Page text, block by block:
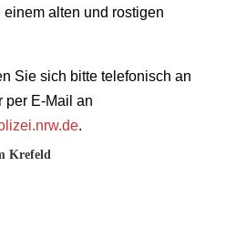
alten und rostigen
Sie sich bitte telefonisch an
per E-Mail an
.
Krefeld